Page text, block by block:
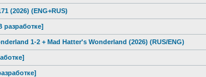
(2026) (ENG+RUS)
разработке]
1-2 + Mad Hatter's Wonderland (2026) (RUS/ENG)